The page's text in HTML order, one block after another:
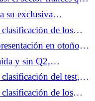
su exclusiva
de los
de los líderes,en otoño, el
y sin Q2,
su día en Mugello
del test,
para Marc
de los